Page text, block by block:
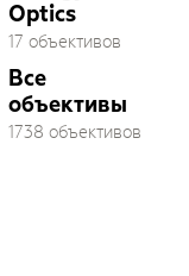
Optics
17 объективов
Все
объективы
1738 объективов